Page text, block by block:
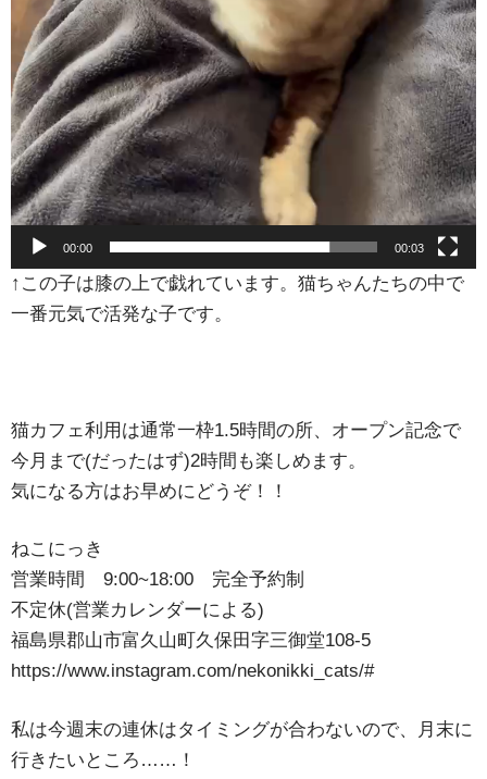
00:00 00:03
↑この子は膝の上で戯れています。猫ちゃんたちの中で
一番元気で活発な子です。
猫カフェ利用は通常一枠1.5時間の所、オープン記念で
今月まで(だったはず)2時間も楽しめます。
気になる方はお早めにどうぞ！！
ねこにっき
営業時間 9:00~18:00 完全予約制
不定休(営業カレンダーによる)
福島県郡山市富久山町久保田字三御堂108-5
https://www.instagram.com/nekonikki_cats/#
私は今週末の連休はタイミングが合わないので、月末に
行きたいところ……！